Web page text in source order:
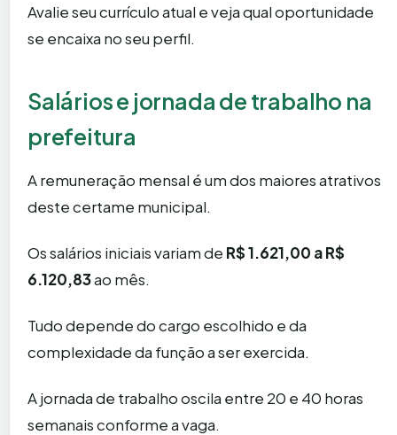
Avalie seu currículo atual e veja qual oportunidade
se encaixa no seu perfil.
Salários e jornada de trabalho na
prefeitura
A remuneração mensal é um dos maiores atrativos
deste certame municipal.
Os salários iniciais variam de R$ 1.621,00 a R$
6.120,83ao mês.
Tudo depende do cargo escolhido e da
complexidade da função a ser exercida.
A jornada de trabalho oscila entre 20 e 40 horas
semanais conforme a vaga.